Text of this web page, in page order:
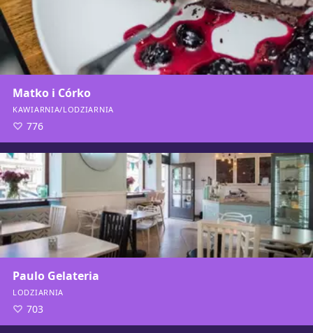
Matko i Córko
KAWIARNIA/LODZIARNIA
776
Paulo Gelateria
LODZIARNIA
703